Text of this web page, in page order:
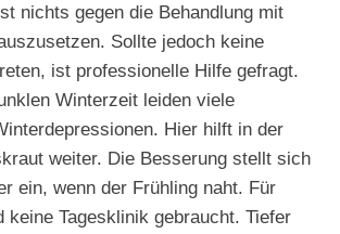
nichts gegen die Behandlung mit
Sollte jedoch keine
ist professionelle Hilfe gefragt.
Winterzeit leiden viele
Hier hilft in der
weiter. Die Besserung stellt sich
ein, wenn der Frühling naht. Für
keine Tagesklinik gebraucht. Tiefer